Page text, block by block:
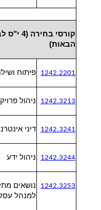
קורסי
הבאות)
1242.2201 פיתוח
1242.3213 ניהול
1242.3241 דיני
1242.3244 ניהול ידע
1242.3253
נושאים
למנהל